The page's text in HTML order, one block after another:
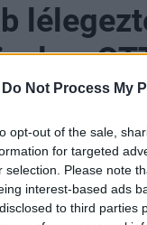
Do Not Process My
opt-out of the sale,
for targeted
selection. Please note
interest-based ads
to third parties
az
darab